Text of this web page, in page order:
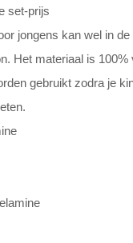
set-prijs
jongens kan wel in
Het materiaal is 100%
gebruikt zodra je